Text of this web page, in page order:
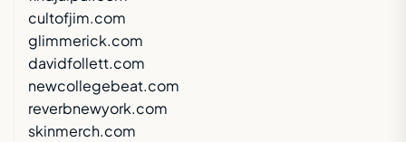
cultofjim.com
glimmerick.com
davidfollett.com
newcollegebeat.com
reverbnewyork.com
skinmerch.com